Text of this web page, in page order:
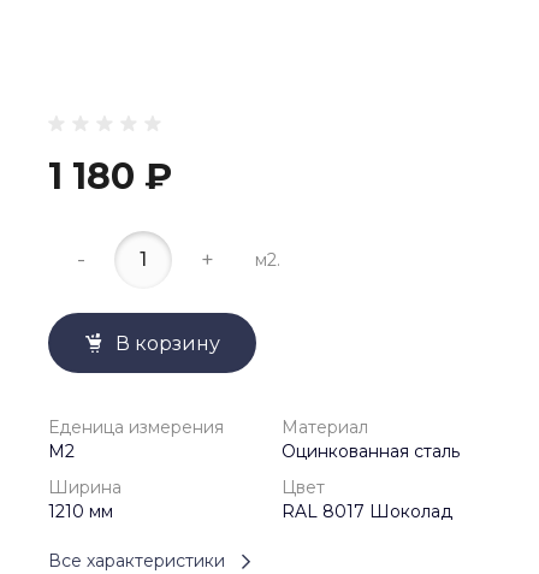
1 180 ₽
- + м2.
В корзину
Еденица измерения
М2
Материал
Оцинкованная сталь
Ширина
1210 мм
Цвет
RAL 8017 Шоколад
Все характеристики